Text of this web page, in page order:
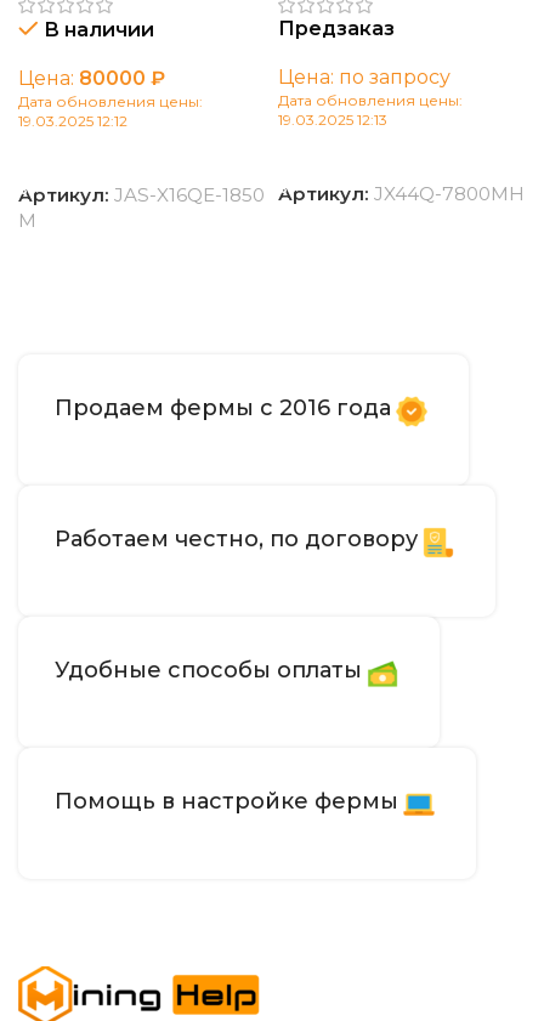
В наличии
Цена: 80000 ₽
Дата обновления цены:
19.03.2025 12:12
Артикул: JAS-X16QE-1850
M
Предзаказ
Цена: по запросу
Дата обновления цены:
19.03.2025 12:13
Артикул: JX44Q-7800MH
Продаем фермы с 2016 года
Работаем честно, по договору
Удобные способы оплаты
Помощь в настройке фермы